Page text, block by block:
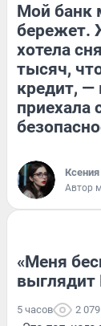
Мой банк
бережет.
хотела
тысяч,
кредит, —
приехала
Автор
«Меня
выглядит
5 часов 2 079